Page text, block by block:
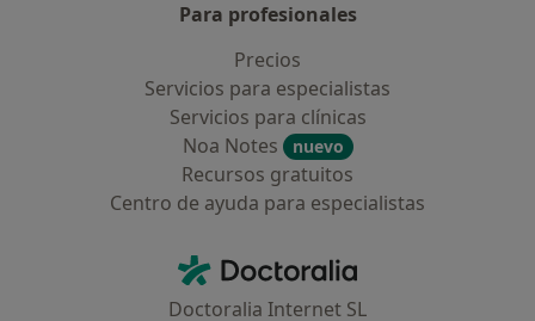
Para profesionales
Precios
Servicios para especialistas
Servicios para clínicas
Noa Notes
nuevo
Recursos gratuitos
Centro de ayuda para especialistas
Doctoralia - Página de inicio
Doctoralia Internet SL